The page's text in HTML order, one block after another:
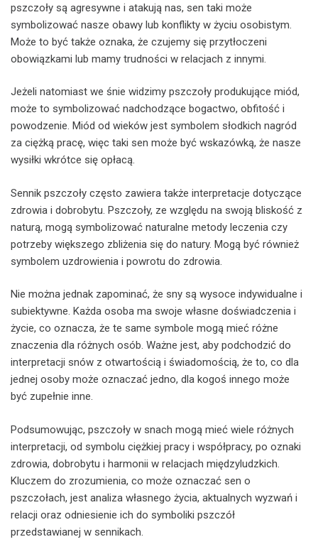
pszczoły są agresywne i atakują nas, sen taki może
symbolizować nasze obawy lub konflikty w życiu osobistym.
Może to być także oznaka, że czujemy się przytłoczeni
obowiązkami lub mamy trudności w relacjach z innymi.
Jeżeli natomiast we śnie widzimy pszczoły produkujące miód,
może to symbolizować nadchodzące bogactwo, obfitość i
powodzenie. Miód od wieków jest symbolem słodkich nagród
za ciężką pracę, więc taki sen może być wskazówką, że nasze
wysiłki wkrótce się opłacą.
Sennik pszczoły często zawiera także interpretacje dotyczące
zdrowia i dobrobytu. Pszczoły, ze względu na swoją bliskość z
naturą, mogą symbolizować naturalne metody leczenia czy
potrzeby większego zbliżenia się do natury. Mogą być również
symbolem uzdrowienia i powrotu do zdrowia.
Nie można jednak zapominać, że sny są wysoce indywidualne i
subiektywne. Każda osoba ma swoje własne doświadczenia i
życie, co oznacza, że te same symbole mogą mieć różne
znaczenia dla różnych osób. Ważne jest, aby podchodzić do
interpretacji snów z otwartością i świadomością, że to, co dla
jednej osoby może oznaczać jedno, dla kogoś innego może
być zupełnie inne.
Podsumowując, pszczoły w snach mogą mieć wiele różnych
interpretacji, od symbolu ciężkiej pracy i współpracy, po oznaki
zdrowia, dobrobytu i harmonii w relacjach międzyludzkich.
Kluczem do zrozumienia, co może oznaczać sen o
pszczołach, jest analiza własnego życia, aktualnych wyzwań i
relacji oraz odniesienie ich do symboliki pszczół
przedstawianej w sennikach.